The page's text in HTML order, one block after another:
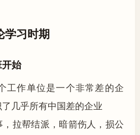
学习时期
始
工作单位是一个非常差的企
几乎所有中国差的企业
拉帮结派，暗箭伤人，损公